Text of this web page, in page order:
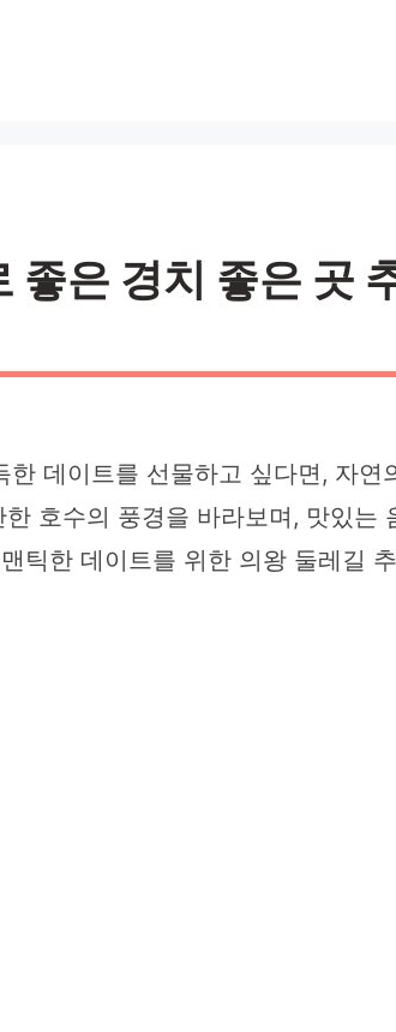
좋은 경치 좋은 곳
데이트를 선물하고 싶다면, 자
호수의 풍경을 바라보며, 맛있
틱한 데이트를 위한 의왕 둘레길